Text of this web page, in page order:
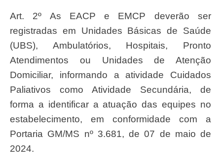
Art. 2º As EACP e EMCP deverão ser
registradas em Unidades Básicas de Saúde
(UBS), Ambulatórios, Hospitais, Pronto
Atendimentos ou Unidades de Atenção
Domiciliar, informando a atividade Cuidados
Paliativos como Atividade Secundária, de
forma a identificar a atuação das equipes no
estabelecimento, em conformidade com a
Portaria GM/MS nº 3.681, de 07 de maio de
2024.